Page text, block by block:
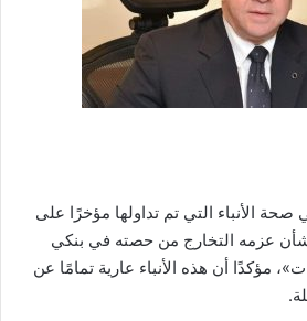
صحة الأنباء التي تم تداولها مؤخرًا على
بشأن عزمه التخارج من حصته في بنكي
مؤكدًا أن هذه الأنباء عارية تمامًا عن